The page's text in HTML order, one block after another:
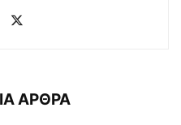
ΑΡΘΡΑ